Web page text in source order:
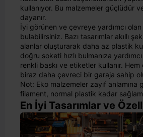
kullanıyor. Bu malzemeler güçlüdür
dayanır.
İyi görünen ve çevreye yardımcı
bulabilirsiniz. Bazı tasarımlar akıllı
alanlar oluşturarak daha az plastik
doğru soketi hızlı bulmanıza
renkli baskı ve etiketler kullanır.
biraz daha çevreci bir garaja sahip
Not: Eko malzemeler zayıf anlamına
filament, normal plastik kadar
En İyi Tasarımlar ve